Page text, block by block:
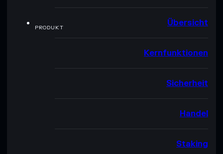
PRODUKT Übersicht
Kernfunktionen
Sicherheit
Handel
Staking